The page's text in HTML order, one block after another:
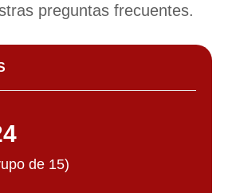
preguntas frecuentes.
de 15)